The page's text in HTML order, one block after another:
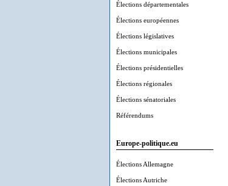
Élections départementales
Élections européennes
Élections législatives
Élections municipales
Élections présidentielles
Élections régionales
Élections sénatoriales
Référendums
Europe-politique.eu
Élections Allemagne
Élections Autriche